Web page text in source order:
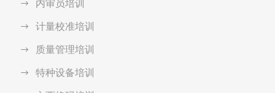
内审员培训
计量校准培训
质量管理培训
特种设备培训